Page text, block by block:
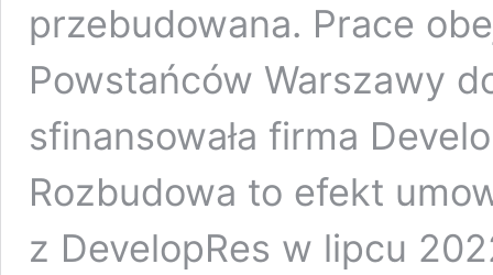
przebudowana. Prace
Powstańców Warszawy
sfinansowała firma
Rozbudowa to efekt
z DevelopRes w lipcu